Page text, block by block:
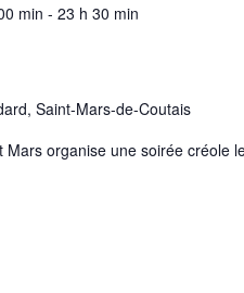
min -23 h 30 min
Saint-Mars-de-Coutais
organise une soirée créole